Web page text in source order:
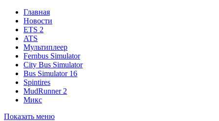
Главная
Новости
ETS 2
ATS
Мультиплеер
Fernbus Simulator
City Bus Simulator
Bus Simulator 16
Spintires
MudRunner 2
Микс
Показать меню